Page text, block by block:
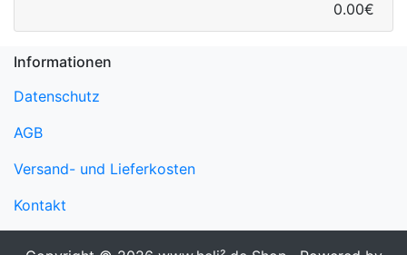
0.00€
Informationen
Datenschutz
AGB
Versand- und Lieferkosten
Kontakt